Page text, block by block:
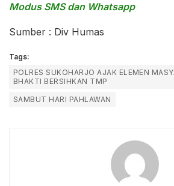
Modus SMS dan Whatsapp
Sumber : Div Humas
Tags:
POLRES SUKOHARJO AJAK ELEMEN
BHAKTI BERSIHKAN TMP
SAMBUT HARI PAHLAWAN